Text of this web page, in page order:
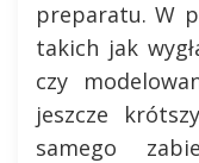
preparatu. W
takich jak
czy
jeszcze
samego